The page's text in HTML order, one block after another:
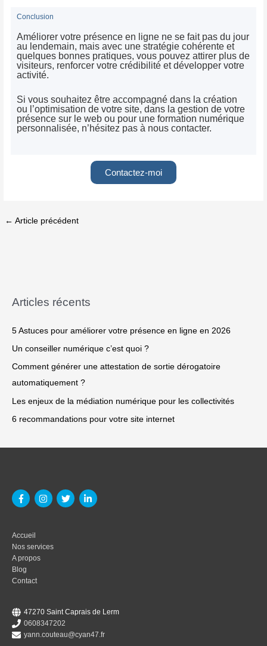
Conclusion
Améliorer votre présence en ligne ne se fait pas du jour
au lendemain, mais avec une stratégie cohérente et
quelques bonnes pratiques, vous pouvez attirer plus de
visiteurs, renforcer votre crédibilité et développer votre
activité.
Si vous souhaitez être accompagné dans la création
ou l’optimisation de votre site, dans la gestion de votre
présence sur le web ou pour une formation numérique
personnalisée, n’hésitez pas à nous contacter.
Contactez-moi
← Article précédent
Articles récents
5 Astuces pour améliorer votre présence en ligne en 2026
Un conseiller numérique c’est quoi ?
Comment générer une attestation de sortie dérogatoire
automatiquement ?
Les enjeux de la médiation numérique pour les collectivités
6 recommandations pour votre site internet
Accueil
Nos services
A propos
Blog
Contact
47270 Saint Caprais de Lerm
0608347202
yann.couteau@cyan47.fr